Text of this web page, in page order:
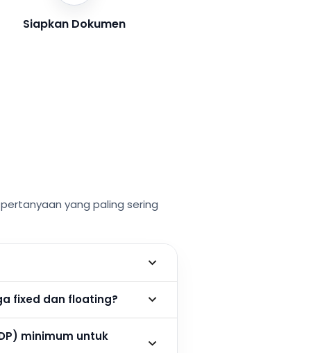
Siapkan Dokumen
yang paling sering
fixed dan floating?
minimum untuk